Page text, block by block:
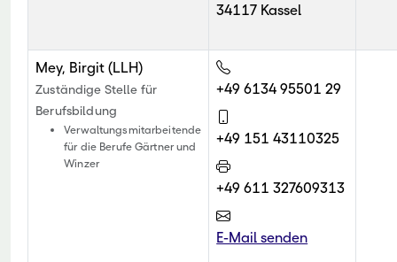
34117 Kassel
Mey, Birgit (LLH)
Zuständige Stelle für
Berufsbildung
Verwaltungsmitarbeitende
für die Berufe Gärtner und
Winzer
+49 6134 95501 29
+49 151 43110325
+49 611 327609313
E-Mail senden